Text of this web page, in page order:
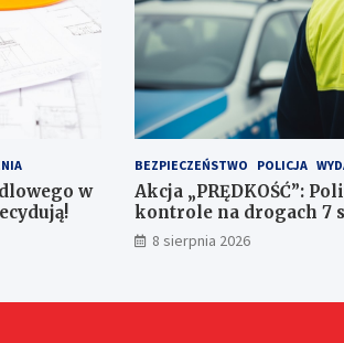
w
BEZPIECZEŃSTWO POLICJA
Akcja „PRĘDKOŚĆ”:
kontrole na drogach 7
8 sierpnia 2026